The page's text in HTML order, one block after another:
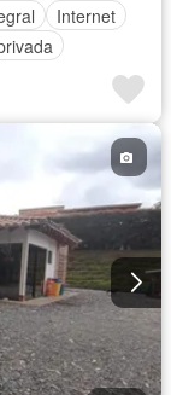
Internet